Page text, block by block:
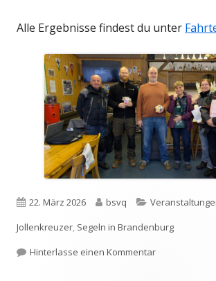
Alle Ergebnisse findest du unter
Veröffentlicht
am
22. März 2026 Autor
bsvq Kategorien
Jollenkreuzer, Segeln in Brandenburg
Hinterlasse einen Kommentarzu Ehrung